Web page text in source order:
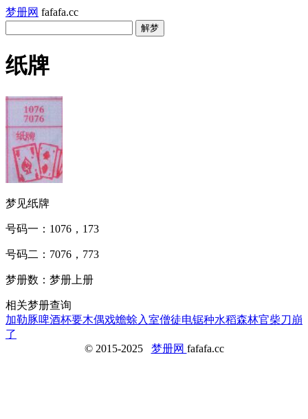
梦册网 fafafa.cc
纸牌
梦见纸牌
号码一：1076，173
号码二：7076，773
梦册数：梦册上册
相关梦册查询
加勒豚啤酒杯要木偶戏蟾蜍入室僧徒电锯种水稻森林官柴刀崩
了
© 2015-2025 梦册网 fafafa.cc